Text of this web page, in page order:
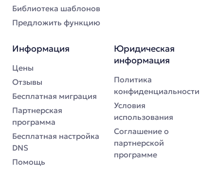
Библиотека шаблонов
Предложить функцию
Информация
Цены
Отзывы
Бесплатная миграция
Партнерская
программа
Бесплатная настройка
DNS
Помощь
Юридическая
информация
Политика
конфиденциальности
Условия
использования
Соглашение о
партнерской
программе